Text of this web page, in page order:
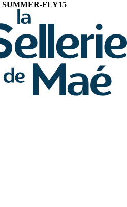
SUMMER-FLY15